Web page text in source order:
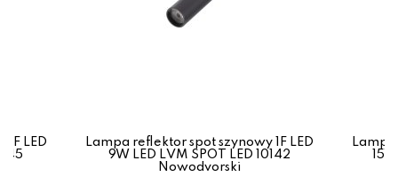
LED
Lampa reflektor spot szynowy 1F LED
9W LED LVM SPOT LED 10142
Nowodvorski
Lampa